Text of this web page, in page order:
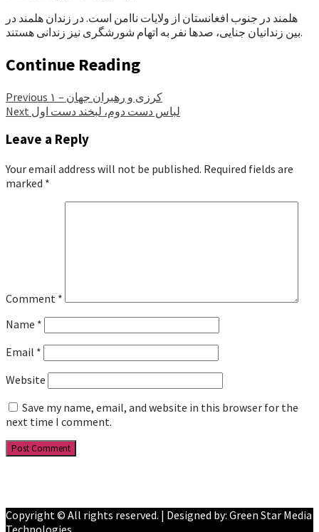
هلمند در جنوب افغانستان از ولایات ناامن است. در زندان هلمند در
بین زندانیان جنایی، صدها نفر به اتهام شورشگری نیز زندانی هستند.
Continue Reading
Previous
کرزی و رهبران جهان – ۱
Next لباس دست دوم، لبخند دست اول
Leave a Reply
Your email address will not be published. Required fields are
marked *
Comment *
Name *
Email *
Website
Save my name, email, and website in this browser for the
next time I comment.
Copyright © All rights reserved. | Designed by: Green Star Media